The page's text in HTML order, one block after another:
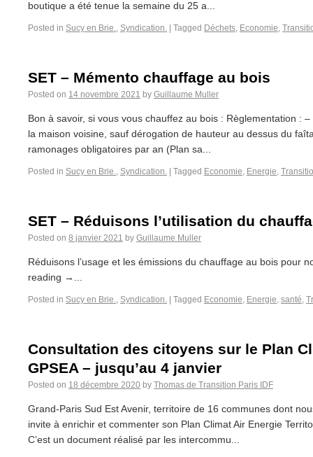
boutique a été tenue la semaine du 25 a...
Posted in Sucy en Brie., Syndication. Tagged Déchets, Economie,
SET – Mémento chauffage au bois
Posted on 14 novembre 2021 by Guillaume Muller
Bon à savoir, si vous vous chauffez au bois : Règlementation :
la maison voisine, sauf dérogation de hauteur au dessus du
ramonages obligatoires par an (Plan sa...
Posted in Sucy en Brie., Syndication. Tagged Economie, Energie,
SET – Réduisons l’utilisation du
Posted on 8 janvier 2021 by Guillaume Muller
Réduisons l’usage et les émissions du chauffage au bois pour
reading →...
Posted in Sucy en Brie., Syndication. Tagged Economie, Energie, santé,
Consultation des citoyens sur le Plan
GPSEA – jusqu’au 4 janvier
Posted on 18 décembre 2020 by Thomas de Transition Paris IDF
Grand-Paris Sud Est Avenir, territoire de 16 communes dont
invite à enrichir et commenter son Plan Climat Air Energie
C’est un document réalisé par les intercommu...